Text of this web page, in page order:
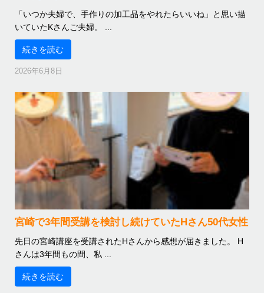
「いつか夫婦で、手作りの加工品をやれたらいいね」と思い描
いていたKさんご夫婦。 ...
続きを読む
2026年6月8日
宮崎で3年間受講を検討し続けていたHさん50代女性
先日の宮崎講座を受講されたHさんから感想が届きました。 H
さんは3年間もの間、私 ...
続きを読む